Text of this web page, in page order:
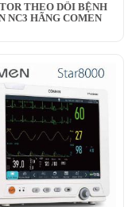
THEO DÕI BỆNH
NC3 HÃNG COMEN